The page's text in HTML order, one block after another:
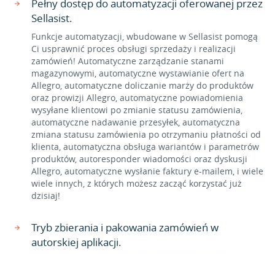
Pełny dostęp do automatyzacji oferowanej przez
Sellasist.
Funkcje automatyzacji, wbudowane w Sellasist pomogą
Ci usprawnić proces obsługi sprzedaży i realizacji
zamówień! Automatyczne zarządzanie stanami
magazynowymi, automatyczne wystawianie ofert na
Allegro, automatyczne doliczanie marży do produktów
oraz prowizji Allegro, automatyczne powiadomienia
wysyłane klientowi po zmianie statusu zamówienia,
automatyczne nadawanie przesyłek, automatyczna
zmiana statusu zamówienia po otrzymaniu płatności od
klienta, automatyczna obsługa wariantów i parametrów
produktów, autoresponder wiadomości oraz dyskusji
Allegro, automatyczne wysłanie faktury e-mailem, i wiele
wiele innych, z których możesz zacząć korzystać już
dzisiaj!
Tryb zbierania i pakowania zamówień w
autorskiej aplikacji.